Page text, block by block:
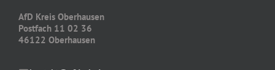
AfD Kreis Oberhausen
Postfach 11 02 36
46122 Oberhausen